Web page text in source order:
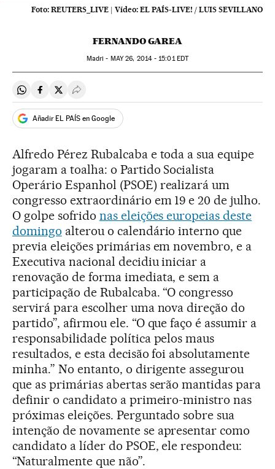
Foto: REUTERS_LIVE | Vídeo: EL PAÍS-LIVE! / LUIS SEVILLANO
FERNANDO GAREA
Madri - MAY26, 2014 - 15:01EDT
Compartir en Whatsapp
Compartir en Facebook
Compartir en Twitter
Desplegar Redes Sociales
Añadir EL PAÍS en Google
Alfredo Pérez Rubalcaba e toda a sua equipe
jogaram a toalha: o Partido Socialista
Operário Espanhol (PSOE) realizará um
congresso extraordinário em 19 e 20 de julho.
O golpe sofrido nas eleições europeias deste
domingo alterou o calendário interno que
previa eleições primárias em novembro, e a
Executiva nacional decidiu iniciar a
renovação de forma imediata, e sem a
participação de Rubalcaba. “O congresso
servirá para escolher uma nova direção do
partido”, afirmou ele. “O que faço é assumir a
responsabilidade política pelos maus
resultados, e esta decisão foi absolutamente
minha.” No entanto, o dirigente assegurou
que as primárias abertas serão mantidas para
definir o candidato a primeiro-ministro nas
próximas eleições. Perguntado sobre sua
intenção de novamente se apresentar como
candidato a líder do PSOE, ele respondeu:
“Naturalmente que não”.